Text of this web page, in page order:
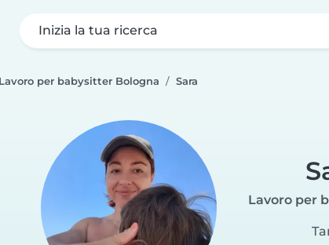
Inizia la tua ricerca
Lavoro per babysitter Bologna Sara
Lavoro per